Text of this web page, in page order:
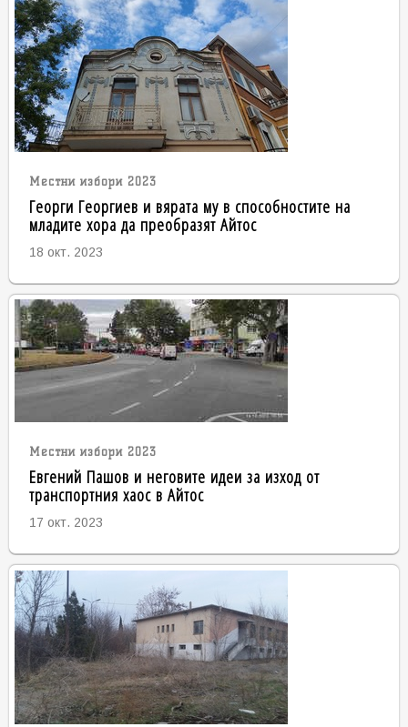
Местни избори 2023
Георги Георгиев и вярата му в способностите на
младите хора да преобразят Айтос
18 окт. 2023
Местни избори 2023
Евгений Пашов и неговите идеи за изход от
транспортния хаос в Айтос
17 окт. 2023